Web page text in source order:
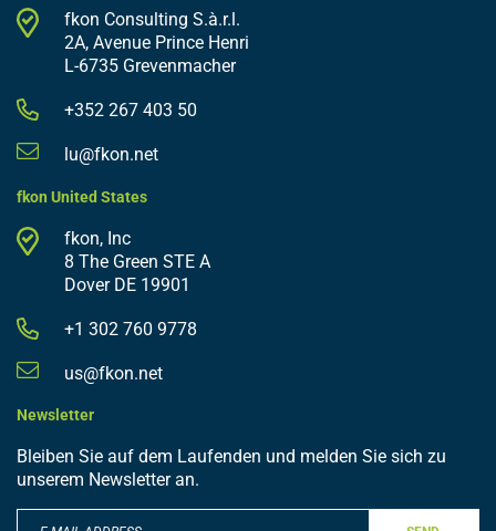
fkon Consulting S.à.r.l.
2A, Avenue Prince Henri
L-6735 Grevenmacher
+352 267 403 50
lu@fkon.net
fkon United States
fkon, Inc
8 The Green STE A
Dover DE 19901
+1 302 760 9778
us@fkon.net
Newsletter
Bleiben Sie auf dem Laufenden und melden Sie sich zu
unserem Newsletter an.